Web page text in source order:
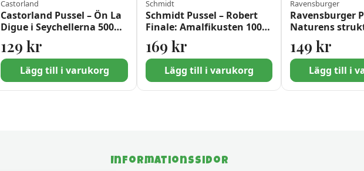
Castorland
Castorland Pussel – Ön La
Digue i Seychellerna 500
129kr
Lägg till i varukorg
Schmidt
Schmidt Pussel – Robert
Finale: Amalfikusten 1000
bitar
169 kr
Lägg till i varukorg
Ravensburger
Ravensburger
Naturens
149kr
Lägg till i
Informationssidor